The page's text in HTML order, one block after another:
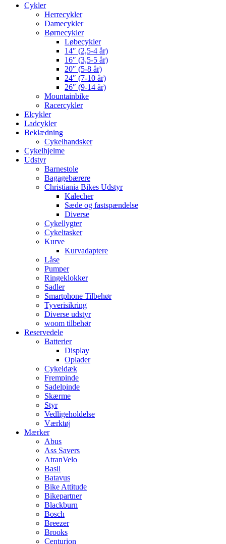
Cykler
Herrecykler
Damecykler
Børnecykler
Løbecykler
14″ (2,5-4 år)
16″ (3,5-5 år)
20″ (5-8 år)
24″ (7-10 år)
26″ (9-14 år)
Mountainbike
Racercykler
Elcykler
Ladcykler
Beklædning
Cykelhandsker
Cykelhjelme
Udstyr
Barnestole
Bagagebærere
Christiania Bikes Udstyr
Kalecher
Sæde og fastspændelse
Diverse
Cykellygter
Cykeltasker
Kurve
Kurvadaptere
Låse
Pumper
Ringeklokker
Sadler
Smartphone Tilbehør
Tyverisikring
Diverse udstyr
woom tilbehør
Reservedele
Batterier
Display
Oplader
Cykeldæk
Frempinde
Sadelpinde
Skærme
Styr
Vedligeholdelse
Værktøj
Mærker
Abus
Ass Savers
AtranVelo
Basil
Batavus
Bike Attitude
Bikepartner
Blackburn
Bosch
Breezer
Brooks
Centurion